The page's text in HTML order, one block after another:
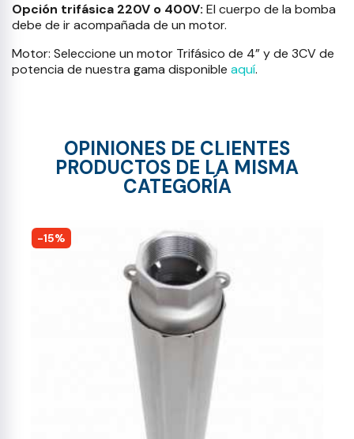
Opción trifásica 220V o 400V: El cuerpo de la bomba
debe de ir acompañada de un motor.
Motor: Seleccione un motor Trifásico de 4” y de 3CV de
potencia de nuestra gama disponible aquí.
OPINIONES DE CLIENTES
PRODUCTOS DE LA MISMA
CATEGORÍA
-15%